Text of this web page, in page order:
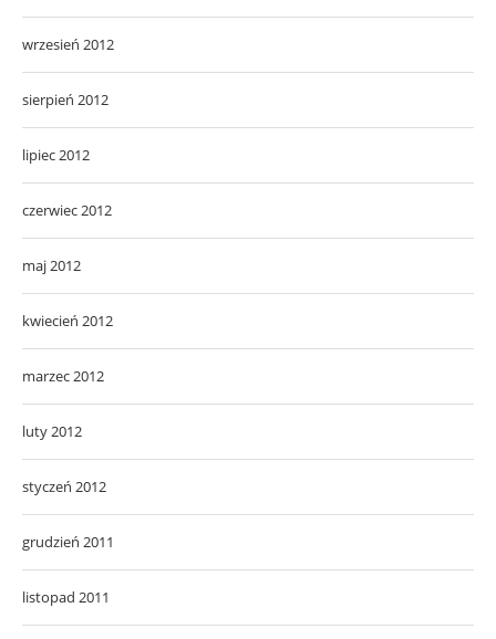
wrzesień 2012
sierpień 2012
lipiec 2012
czerwiec 2012
maj 2012
kwiecień 2012
marzec 2012
luty 2012
styczeń 2012
grudzień 2011
listopad 2011